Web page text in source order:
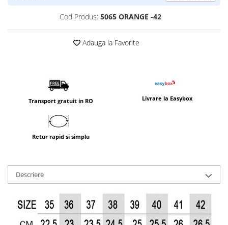
Cod Produs: 5065 ORANGE -42
Adauga la Favorite
Transport gratuit in RO Livrare la Easybox
Retur rapid si simplu
Descriere